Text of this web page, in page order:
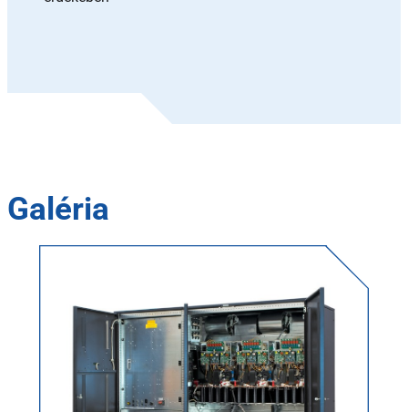
Galéria